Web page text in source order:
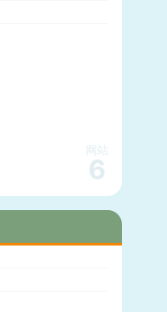
网站
6